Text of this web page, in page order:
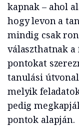
kapnak – ahol
hogy levon a
mindig csak
választhatnak
pontokat
tanulási
melyik
pedig
pontok alapján.